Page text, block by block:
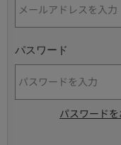
パスワード
パスワード